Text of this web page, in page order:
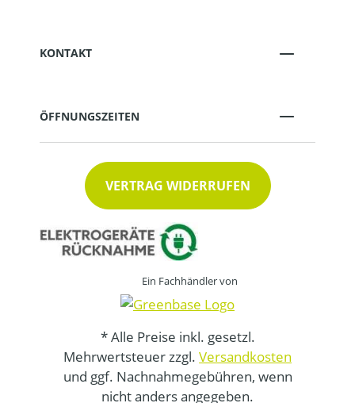
KONTAKT
ÖFFNUNGSZEITEN
VERTRAG WIDERRUFEN
Ein Fachhändler von
* Alle Preise inkl. gesetzl.
Mehrwertsteuer zzgl. Versandkosten
und ggf. Nachnahmegebühren, wenn
nicht anders angegeben.